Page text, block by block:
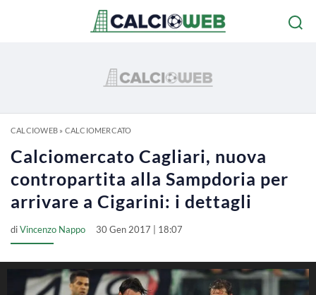
CALCIOWEB» CALCIOMERCATO
Calciomercato Cagliari, nuova
contropartita alla Sampdoria per
arrivare a Cigarini: i dettagli
diVincenzo Nappo 30 Gen 2017 | 18:07